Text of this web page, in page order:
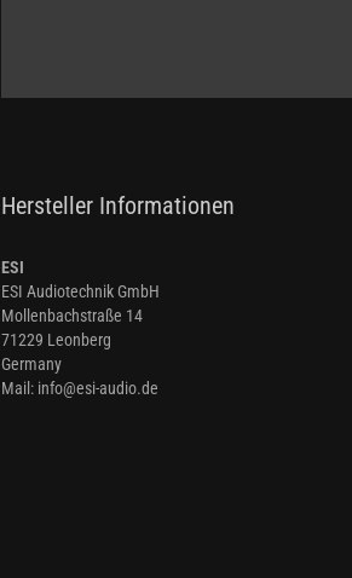
Hersteller Informationen
ESI
ESI Audiotechnik GmbH
Mollenbachstraße 14
71229 Leonberg
Germany
Mail: info@esi-audio.de